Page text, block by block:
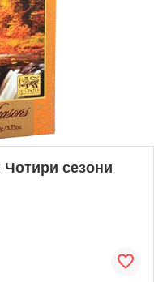
Чотири сезони